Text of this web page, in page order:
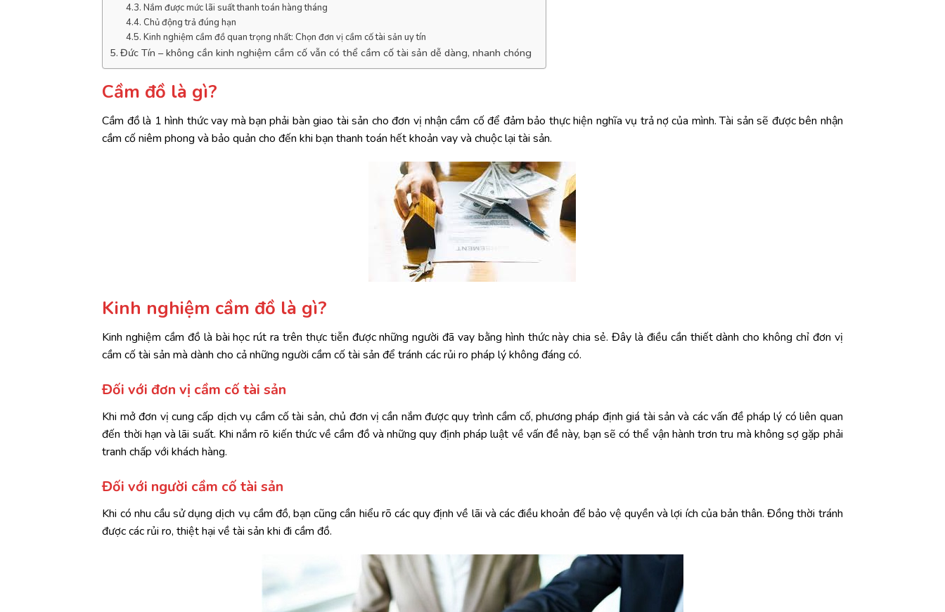
Nắm được mức lãi suất thanh toán hàng tháng
Chủ động trả đúng hạn
Kinh nghiệm cầm đồ quan trọng nhất: Chọn đơn vị cầm cố tài sản uy tín
Đức Tín – không cần kinh nghiệm cầm cố vẫn có thể cầm cố tài sản dễ dàng, nhanh chóng
Cầm đồ là gì?
Cầm đồ là 1 hình thức vay mà bạn phải bàn giao tài sản cho đơn vị nhận cầm cố để đảm bảo thực hiện nghĩa vụ trả nợ của mình. Tài sản sẽ được bên nhận
cầm cố niêm phong và bảo quản cho đến khi bạn thanh toán hết khoản vay và chuộc lại tài sản.
Kinh nghiệm cầm đồ là gì?
Kinh nghiệm cầm đồ là bài học rút ra trên thực tiễn được những người đã vay bằng hình thức này chia sẻ. Đây là điều cần thiết dành cho không chỉ đơn vị
cầm cố tài sản mà dành cho cả những người cầm cố tài sản để tránh các rủi ro pháp lý không đáng có.
Đối với đơn vị cầm cố tài sản
Khi mở đơn vị cung cấp dịch vụ cầm cố tài sản, chủ đơn vị cần nắm được quy trình cầm cố, phương pháp định giá tài sản và các vấn đề pháp lý có liên quan
đến thời hạn và lãi suất. Khi nắm rõ kiến thức về cầm đồ và những quy định pháp luật về vấn đề này, bạn sẽ có thể vận hành trơn tru mà không sợ gặp phải
tranh chấp với khách hàng.
Đối với người cầm cố tài sản
Khi có nhu cầu sử dụng dịch vụ cầm đồ, bạn cũng cần hiểu rõ các quy định về lãi và các điều khoản để bảo vệ quyền và lợi ích của bản thân. Đồng thời tránh
được các rủi ro, thiệt hại về tài sản khi đi cầm đồ.